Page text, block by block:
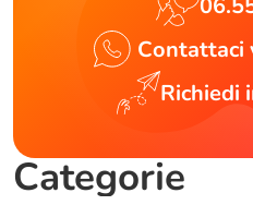
Contattaci
Richiedi
Categorie